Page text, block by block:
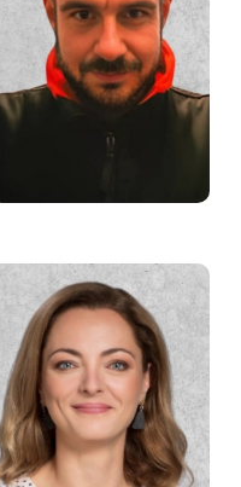
Bartosz Kobczyk
Joanna Dolińska